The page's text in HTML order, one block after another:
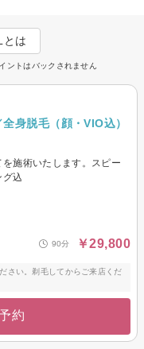
とは
ントはバックされません
身脱毛（顔・VIO込）
施術いたします。スピー
込
90分 ￥29,800
さい。剃毛してからご来店くだ
約